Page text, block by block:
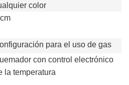
color
para el uso de gas
con control electrónico
la temperatura